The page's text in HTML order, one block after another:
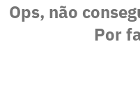
Ops, não
Por